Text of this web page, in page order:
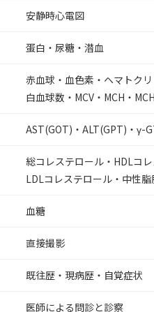
安静時心電図
蛋白・尿糖・潜血
赤血球・血色素・ヘマトクリ
白血球数・MCV・MCH・
AST(GOT)・ALT(GPT)・γ-
総コレステロール・HDLコ
LDLコレステロール・中性脂
血糖
直接撮影
既往歴・現病歴・自覚症状
医師による問診と診察